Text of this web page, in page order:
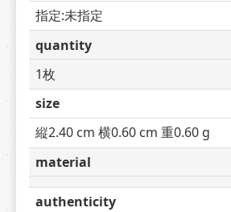
指定:未指定
quantity
1枚
size
縦2.40 cm 横0.60 cm 重0.60 g
material
authenticity